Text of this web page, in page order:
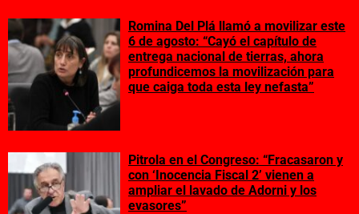
Romina Del Plá llamó a movilizar este
6 de agosto: “Cayó el capítulo de
entrega nacional de tierras, ahora
profundicemos la movilización para
que caiga toda esta ley nefasta”
Pitrola en el Congreso: “Fracasaron y
con ‘Inocencia Fiscal 2’ vienen a
ampliar el lavado de Adorni y los
evasores”